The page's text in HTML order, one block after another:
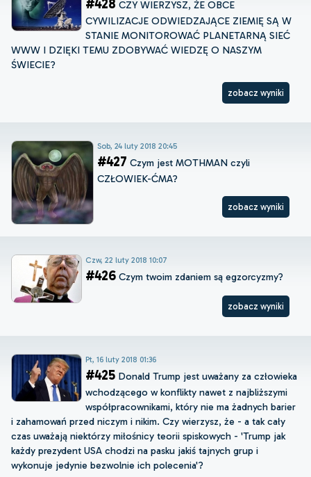
#428 CZY WIERZYSZ, ŻE OBCE
CYWILIZACJE ODWIEDZAJĄCE ZIEMIĘ SĄ W
STANIE MONITOROWAĆ PLANETARNĄ SIEĆ
WWW I DZIĘKI TEMU ZDOBYWAĆ WIEDZĘ O NASZYM
ŚWIECIE?
zobacz wyniki
Sob, 24 luty 2018 20:45
#427 Czym jest MOTHMAN czyli
CZŁOWIEK-ĆMA?
zobacz wyniki
Czw, 22 luty 2018 10:07
#426 Czym twoim zdaniem są egzorcyzmy?
zobacz wyniki
Pt, 16 luty 2018 01:36
#425 Donald Trump jest uważany za człowieka
wchodzącego w konflikty nawet z najbliższymi
współpracownikami, który nie ma żadnych barier
i zahamowań przed niczym i nikim. Czy wierzysz, że - a tak cały
czas uważają niektórzy miłośnicy teorii spiskowych - 'Trump jak
każdy prezydent USA chodzi na pasku jakiś tajnych grup i
wykonuje jedynie bezwolnie ich polecenia'?